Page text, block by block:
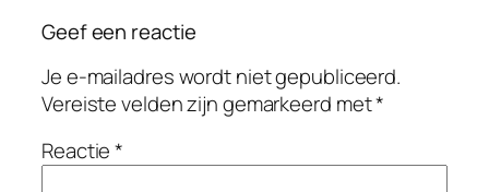
Geef een reactie
Je e-mailadres wordt niet gepubliceerd.
Vereiste velden zijn gemarkeerd met*
Reactie*